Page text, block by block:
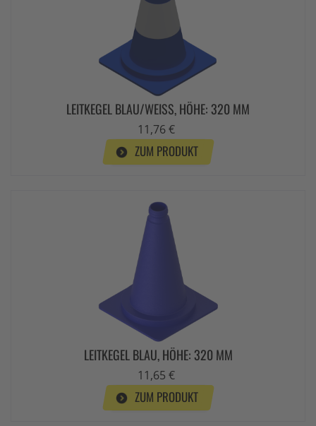
LEITKEGEL BLAU/WEISS, HÖHE: 320 MM
11,76 €
ZUM PRODUKT
LEITKEGEL BLAU, HÖHE: 320 MM
11,65 €
ZUM PRODUKT